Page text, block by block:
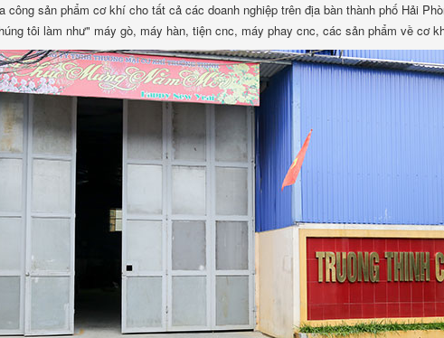
công sản phẩm cơ khí cho tất cả các doanh nghiệp trên địa bàn thành phố Hải
tôi làm như" máy gò, máy hàn, tiện cnc, máy phay cnc, các sản phẩm về cơ